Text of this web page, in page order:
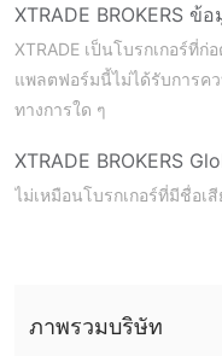
XTRADE BROKERS ข้อ
XTRADE เป็นโบรกเกอร์ที่
แพลตฟอร์มนี้ไม่ได้รับการค
ทางการใด ๆ
XTRADE BROKERS
ไม่เหมือนโบรกเกอร์ที่มีชื่อเสี
ASIC แพลตฟอร์มที่ไม่ได้รั
เกี่ยวกับการฉ้อโกง
ภาพรวมบริษัท